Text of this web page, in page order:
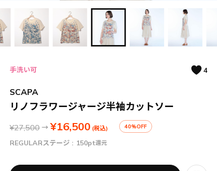
手洗い可 4
SCAPA
リノフラワージャージ半袖カットソー
¥27,500 → ¥16,500 (税込) 40%OFF
REGULARステージ : 150pt還元